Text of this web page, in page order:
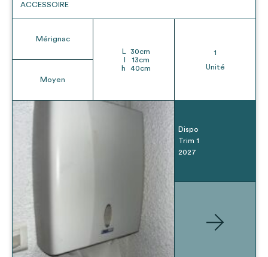
ACCESSOIRE
Mérignac
Moyen
L 30cm
13cm
h
40cm
1
Unité
Dispo
Trim 1
2027